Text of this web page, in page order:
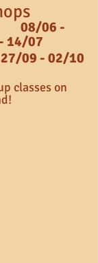
08/06 -
14/07
09 - 02/10
classes on